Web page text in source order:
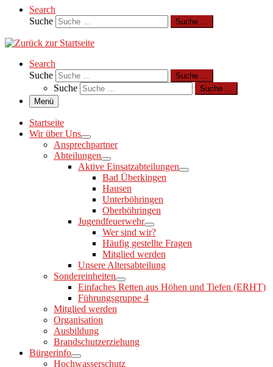
Search
Suche
Suche …
Search
Suche
Suche …
Suche
Suche …
Menü
Startseite
Wir über Uns
Ansprechpartner
Abteilungen
Aktive Einsatzabteilungen
Bad Überkingen
Hausen
Unterböhringen
Oberböhringen
Jugendfeuerwehr
Wer sind wir?
Häufig gestellte Fragen
Mitglied werden
Unsere Altersabteilung
Sondereinheiten
Einfaches Retten aus Höhen und Tiefen (ERHT)
Führungsgruppe 4
Mitglied werden
Organisation
Ausbildung
Brandschutzerziehung
Bürgerinfo
Hochwasserschutz